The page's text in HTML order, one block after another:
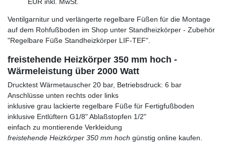
Ventilgarnitur und verlängerte regelbare Füßen für die Montage
auf dem Rohfußboden im Shop unter Standheizkörper - Zubehör
"Regelbare Füße Standheizkörper LIF-TEF".
freistehende Heizkörper 350 mm hoch -
Wärmeleistung über 2000 Watt
Drucktest Wärmetauscher 20 bar, Betriebsdruck: 6 bar
Anschlüsse unten rechts oder links
inklusive grau lackierte regelbare Füße für Fertigfußboden
inklusive Entlüftern G1/8" Ablaßstopfen 1/2"
einfach zu montierende Verkleidung
freistehende Heizkörper 350 mm hoch günstig online kaufen.